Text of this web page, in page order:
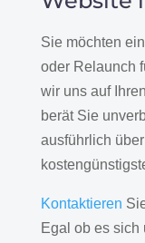
Sie möchten
oder Relaunch
wir uns auf
berät Sie
ausführlich
Kontaktieren
Egal ob es sich